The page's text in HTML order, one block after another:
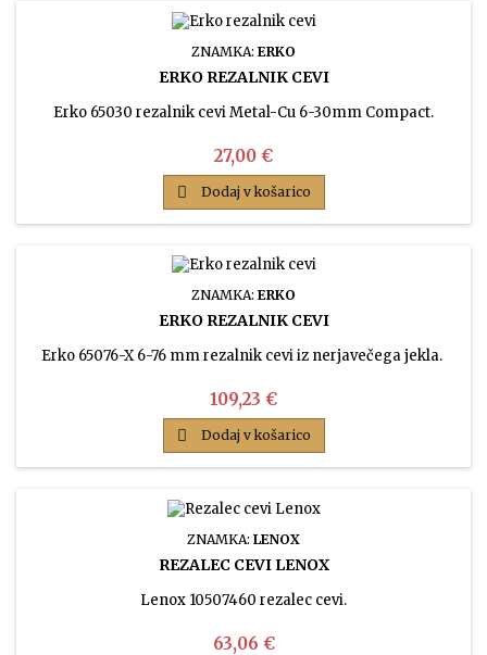
ZNAMKA: ERKO
ERKO REZALNIK CEVI
Erko 65030 rezalnik cevi Metal-Cu 6-30mm Compact.
Cena
27,00 €
 Dodaj v košarico
ZNAMKA: ERKO
ERKO REZALNIK CEVI
Erko 65076-X 6-76 mm rezalnik cevi iz nerjavečega jekla.
Cena
109,23 €
 Dodaj v košarico
ZNAMKA: LENOX
REZALEC CEVI LENOX
Lenox 10507460 rezalec cevi.
Cena
63,06 €